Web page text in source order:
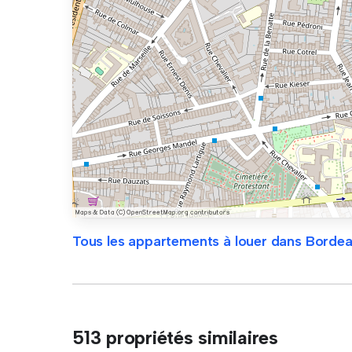
Tous les appartements à louer dans
513 propriétés similaires